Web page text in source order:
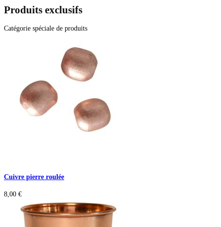
Produits exclusifs
Catégorie spéciale de produits
Cuivre pierre roulée
8,00 €